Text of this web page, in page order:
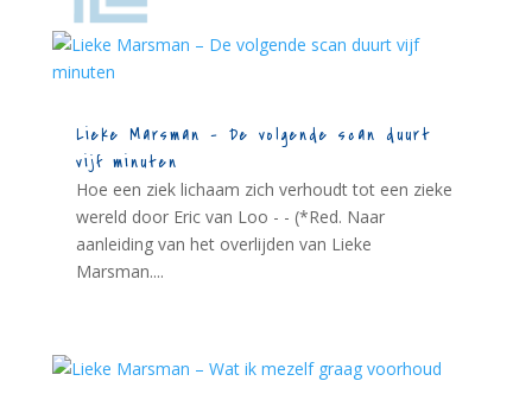
Lieke Marsman – De volgende scan duurt
vijf minuten
Hoe een ziek lichaam zich verhoudt tot een zieke
wereld door Eric van Loo - - (*Red. Naar
aanleiding van het overlijden van Lieke
Marsman....